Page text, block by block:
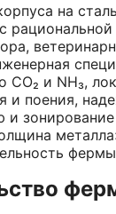
на
и NH₃,
и поения,